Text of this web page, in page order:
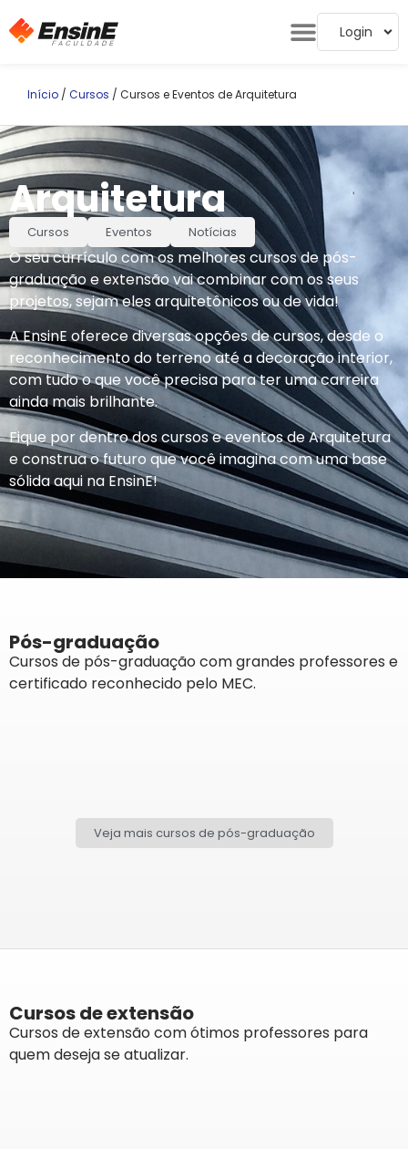
Login
Início / Cursos / Cursos e Eventos de Arquitetura
Arquitetura
Cursos Eventos Notícias
O seu currículo com os melhores cursos de pós-
graduação e extensão vai combinar com os seus
projetos, sejam eles arquitetônicos ou de vida!
A EnsinE oferece diversas opções de cursos, desde o
reconhecimento do terreno até a decoração interior,
com tudo o que você precisa para ter uma carreira
ainda mais brilhante.
Fique por dentro dos cursos e eventos de Arquitetura
e construa o futuro que você imagina com uma base
sólida aqui na EnsinE!
Pós-graduação
Cursos de pós-graduação com grandes professores e
certificado reconhecido pelo MEC.
Veja mais cursos de pós-graduação
Cursos de extensão
Cursos de extensão com ótimos professores para
quem deseja se atualizar.